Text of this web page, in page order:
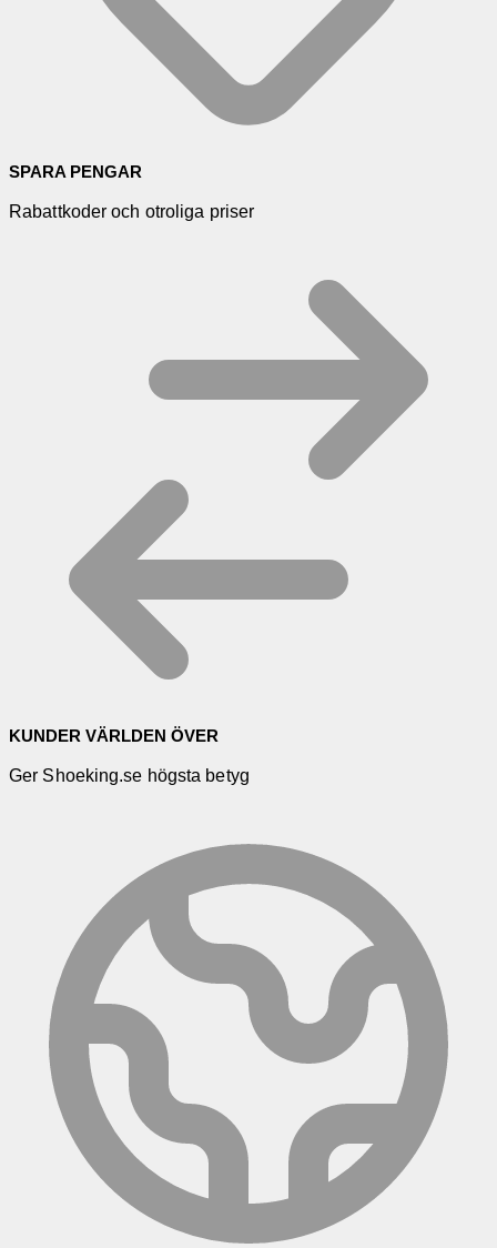
SPARA PENGAR
Rabattkoder och otroliga priser
KUNDER VÄRLDEN ÖVER
Ger Shoeking.se högsta betyg